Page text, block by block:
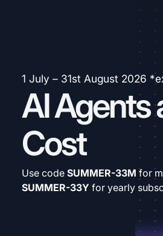
1 July – 31st August 2026
AI Agents
Cost
Use code SUMMER-33M for
SUMMER-33Y for yearly